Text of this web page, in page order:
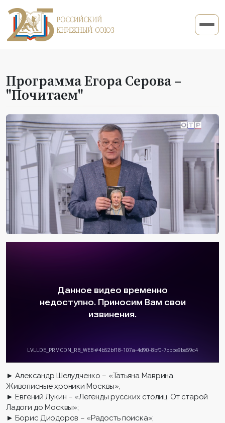
Программа Егора Серова –
"Почитаем"
► Александр Шелудченко – «Татьяна Маврина.
Живописные хроники Москвы»;
► Евгений Лукин – «Легенды русских столиц. От старой
Ладоги до Москвы»;
► Борис Диодоров – «Радость поиска»;